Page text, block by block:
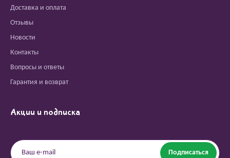
Доставка и оплата
Отзывы
Новости
Контакты
Вопросы и ответы
Гарантия и возврат
Акции и подписка
Подписаться